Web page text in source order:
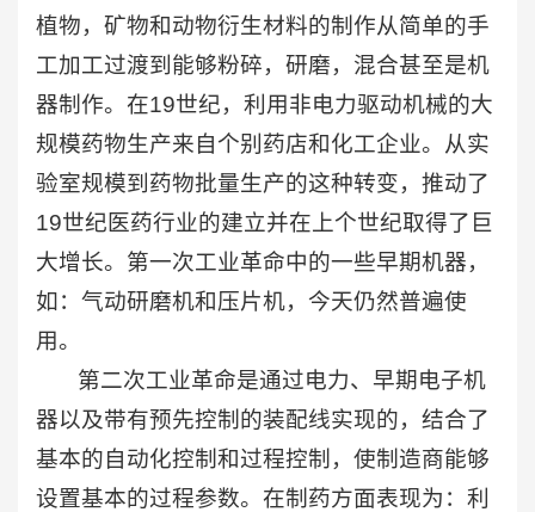
植物，矿物和动物衍生材料的制作从简单的手
工加工过渡到能够粉碎，研磨，混合甚至是机
器制作。在19世纪，利用非电力驱动机械的大
规模药物生产来自个别药店和化工企业。从实
验室规模到药物批量生产的这种转变，推动了
19世纪医药行业的建立并在上个世纪取得了巨
大增长。第一次工业革命中的一些早期机器，
如：气动研磨机和压片机，今天仍然普遍使
用。
第二次工业革命是通过电力、早期电子机
器以及带有预先控制的装配线实现的，结合了
基本的自动化控制和过程控制，使制造商能够
设置基本的过程参数。在制药方面表现为：利